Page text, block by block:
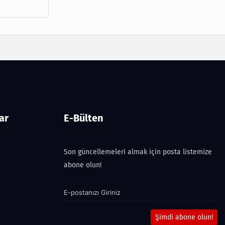
E-Bülten
Son güncellemeleri almak için posta listemize
abone olun!
Şimdi abone olun!